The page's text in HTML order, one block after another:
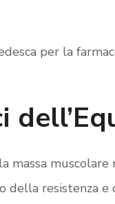
per la
massa muscolare
della resistenza e